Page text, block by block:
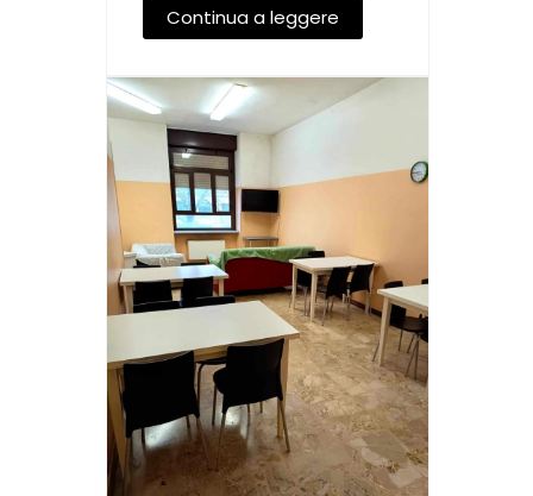
Continua a leggere